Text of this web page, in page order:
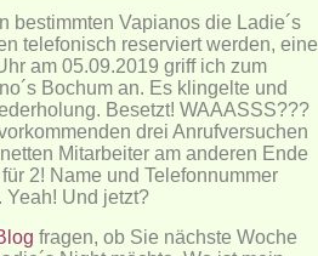
bestimmten Vapianos die Ladie´s
telefonisch reserviert werden, eine
am 05.09.2019 griff ich zum
Bochum an. Es klingelte und
Besetzt! WAAASSS???
drei Anrufversuchen
Mitarbeiter am anderen Ende
2! Name und Telefonnummer
Yeah! Und jetzt?
fragen, ob Sie nächste Woche